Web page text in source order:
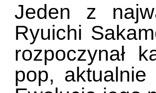
Jeden z
Ryuichi
rozpoczynał
pop, aktualnie